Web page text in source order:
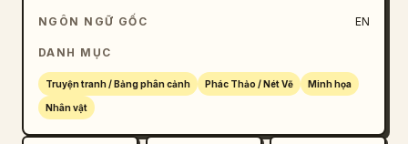
NGÔN NGỮ GỐC EN
DANH MỤC
Truyện tranh / Bảng phân cảnh Phác Thảo / Nét Vẽ Minh họa
Nhân vật